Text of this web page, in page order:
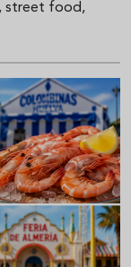
street food,